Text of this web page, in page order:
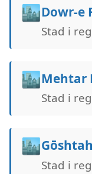
🏙️Dowr-e
Stad i
🏙️Mehtar
Stad i
🏙️Gōshtah
Stad i